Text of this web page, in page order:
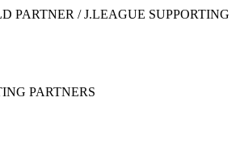
PARTNER / J.LEAGUE SUPPORTING
PARTNERS